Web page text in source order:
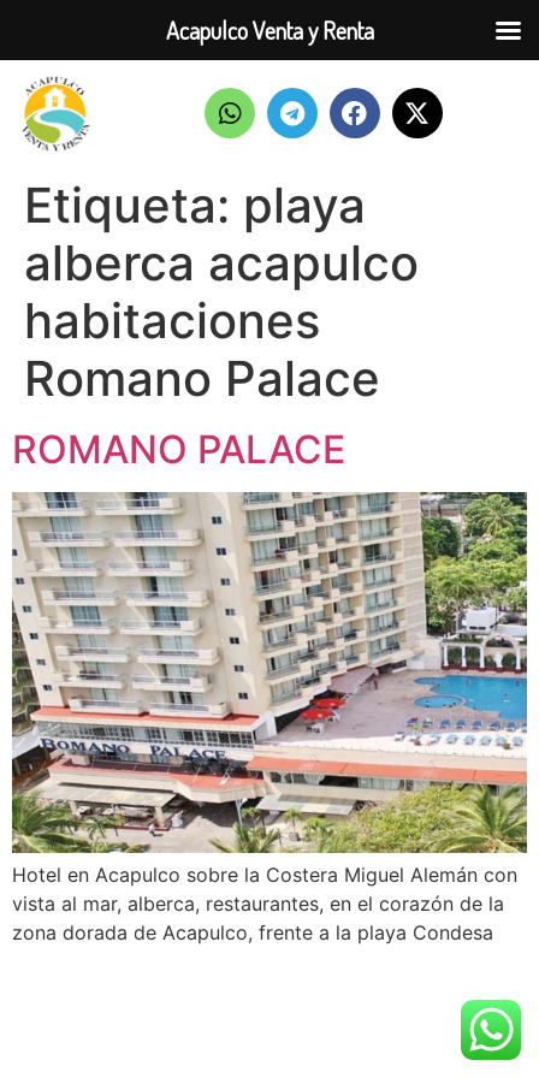
Etiqueta: playa
alberca acapulco
habitaciones
Romano Palace
ROMANO PALACE
Hotel en Acapulco sobre la Costera Miguel Alemán con
vista al mar, alberca, restaurantes, en el corazón de la
zona dorada de Acapulco, frente a la playa Condesa
Acapulco Venta y Renta